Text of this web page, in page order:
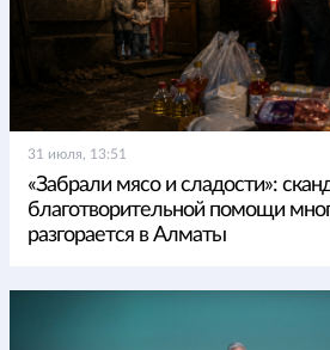
31 июля, 13:51
«Забрали мясо и сладости»:
благотворительной помощи
разгорается в Алматы